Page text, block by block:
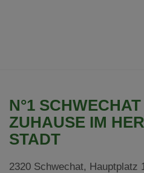
N°1
ZUHAUSE IM
STADT
2320 Schwechat, Hauptplatz